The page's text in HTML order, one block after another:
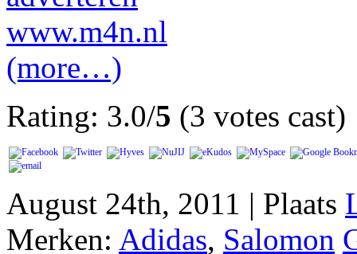
(more…)
Rating: 3.0/5 (3 votes cast)
August 24th, 2011 | Plaats
Merken: Adidas, Salomon